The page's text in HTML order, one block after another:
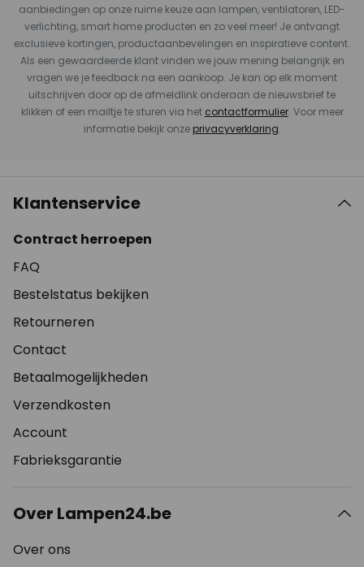
aanbiedingen op onze ruime keuze aan lampen, ventilatoren, LED-
verlichting, smart home producten en zo veel meer! Je ontvangt
exclusieve kortingen, productaanbevelingen en inspiratieve content.
Als een gewaardeerde klant vinden we jouw mening belangrijk en
vragen we je feedback na een aankoop. Je kan op elk moment
uitschrijven door op de afmeldlink onderaan de nieuwsbrief te
klikken of een mailtje te sturen via het contactformulier. Voor meer
informatie bekijk onze privacyverklaring.
Klantenservice
Contract herroepen
FAQ
Bestelstatus bekijken
Retourneren
Contact
Betaalmogelijkheden
Verzendkosten
Account
Fabrieksgarantie
Over Lampen24.be
Over ons